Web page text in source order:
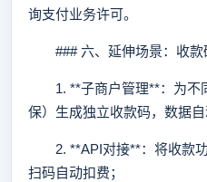
询支付业务许可。
### 六、延伸场景：收款
1. **子商户管理**：为不
保）生成独立收款码，数据自
2. **API对接**：将收款功
扫码自动扣费；